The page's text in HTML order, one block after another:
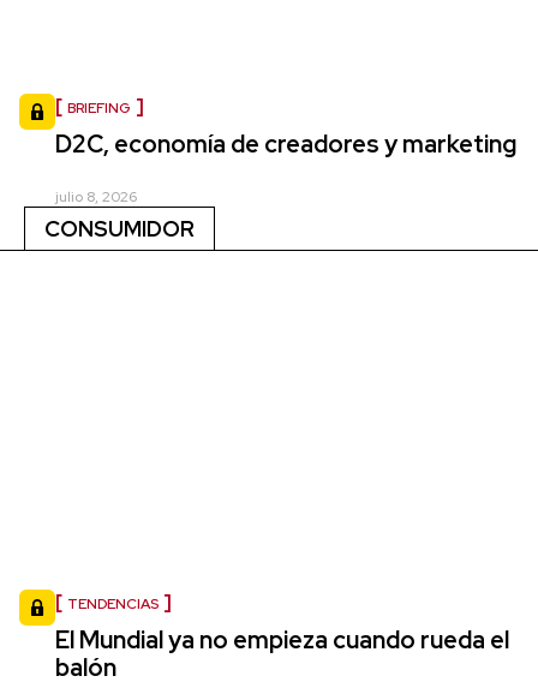
BRIEFING
D2C, economía de creadores y marketing
julio 8, 2026
CONSUMIDOR
TENDENCIAS
El Mundial ya no empieza cuando rueda el
balón